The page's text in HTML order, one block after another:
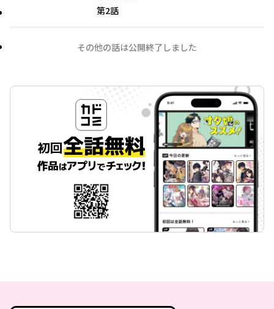
第2話
その他の話は公開終了しました